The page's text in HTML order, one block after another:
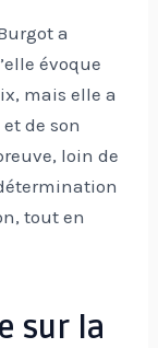
a
évoque
mais elle a
de son
loin de
tout en
sur la